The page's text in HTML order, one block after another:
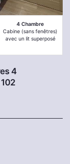
4 Chambre
Cabine (sans fenêtres)
avec un lit superposé
4